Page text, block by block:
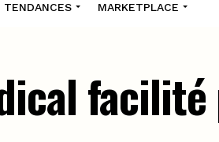
TENDANCES MARKETPLACE